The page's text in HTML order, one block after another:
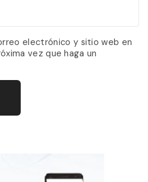
electrónico y sitio web en
vez que haga un